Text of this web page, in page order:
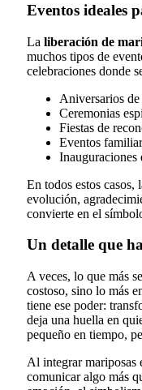
Eventos ideales
La liberación de
muchos tipos de
celebraciones donde
Aniversarios de
Ceremonias
Fiestas de
Eventos
Inauguraciones
En todos estos casos,
evolución,
convierte en el
Un detalle que
A veces, lo que más
costoso, sino lo más
tiene ese poder:
deja una huella en
pequeño en tiempo,
Al integrar mariposas
comunicar algo más